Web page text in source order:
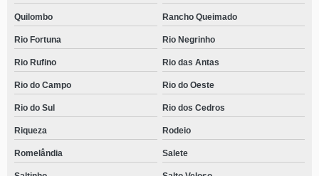
Quilombo Rancho Queimado
Rio Fortuna Rio Negrinho
Rio Rufino Rio das Antas
Rio do Campo Rio do Oeste
Rio do Sul Rio dos Cedros
Riqueza Rodeio
Romelândia Salete